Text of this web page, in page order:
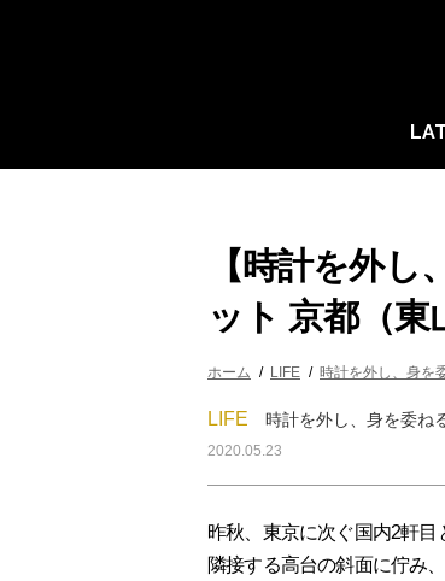
【時計を外
ット 京都（東
ホーム LIFE 時計を外し、身を
LIFE 時計を外し、身を委ね
2020.05.23
昨秋、東京に次ぐ国内2軒
隣接する高台の斜面に佇み